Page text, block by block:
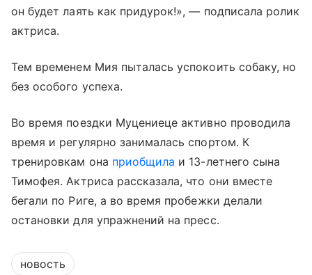
он будет лаять как придурок!», — подписала ролик
актриса.
Тем временем Мия пыталась успокоить собаку, но
без особого успеха.
Во время поездки Муцениеце активно проводила
время и регулярно занималась спортом. К
тренировкам она приобщила и 13-летнего сына
Тимофея. Актриса рассказала, что они вместе
бегали по Риге, а во время пробежки делали
остановки для упражнений на пресс.
новость